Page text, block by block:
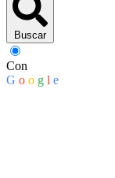
Buscar
Con
G o o g l e